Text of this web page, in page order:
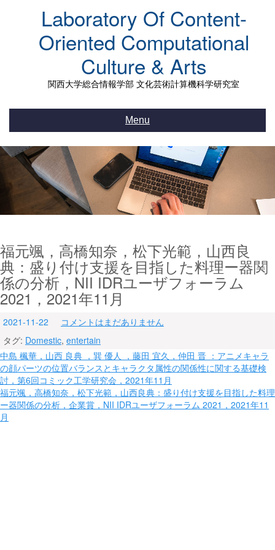
Laboratory Of Content-
Oriented Computational
Culture & Arts
関西大学総合情報学部 文化芸術計算機科学研究室
Menu
福元颯，高橋知奈，松下光範，山西良
典：盛り付け支援を目指した料理ー器関
係の分析，NII IDRユーザフォーラム
2021，2021年11月
2021-11-22
コメントはまだありません
タグ: Domestic, entertain
投
稿
ナ
ビ
中島 楓華，山西 良典 ，巽 優人 ，藤田 宜久，仲田 晋 ：アニメキャラ
の顔パーツの位置バランスとキャラクタ属性の関係性に関する基礎検
討，第6回コミック工学研究会，2021年11月
福元颯，高橋知奈，松下光範，山西良典：盛り付け支援を目指した料理
ー器関係の分析，企業賞，NII IDRユーザフォーラム 2021，2021年11
月